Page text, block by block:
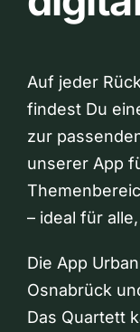
Auf jeder
findest Du
zur
unserer App
– ideal für
Die App
Osnabrück
Das Quartett